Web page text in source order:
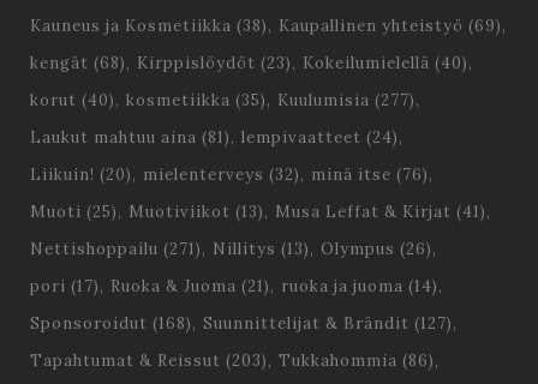
Kauneus ja Kosmetiikka (38) Kaupallinen yhteistyö (69)
kengät (68) Kirppislöydöt (23) Kokeilumielellä (40)
korut (40) kosmetiikka (35) Kuulumisia (277)
Laukut mahtuu aina (81) lempivaatteet (24)
Liikuin! (20) mielenterveys (32) minä itse (76)
Muoti (25) Muotiviikot (13) Musa Leffat & Kirjat (41)
Nettishoppailu (271) Nillitys (13) Olympus (26)
pori (17) Ruoka & Juoma (21) ruoka ja juoma (14)
Sponsoroidut (168) Suunnittelijat & Brändit (127)
Tapahtumat & Reissut (203) Tukkahommia (86)